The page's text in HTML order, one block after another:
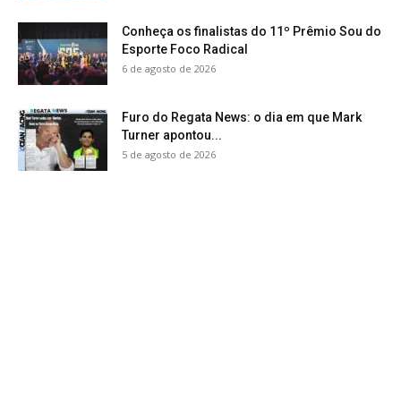
Conheça os finalistas do 11º Prêmio Sou do
Esporte Foco Radical
6 de agosto de 2026
Furo do Regata News: o dia em que Mark
Turner apontou...
5 de agosto de 2026